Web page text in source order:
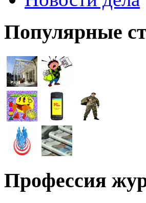
Популярные
Профессия